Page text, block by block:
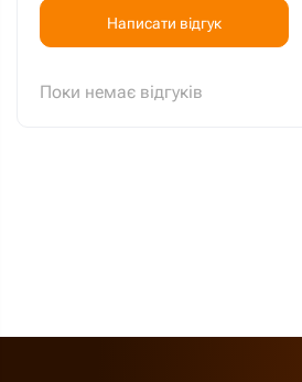
Написати відгук
Поки немає відгуків